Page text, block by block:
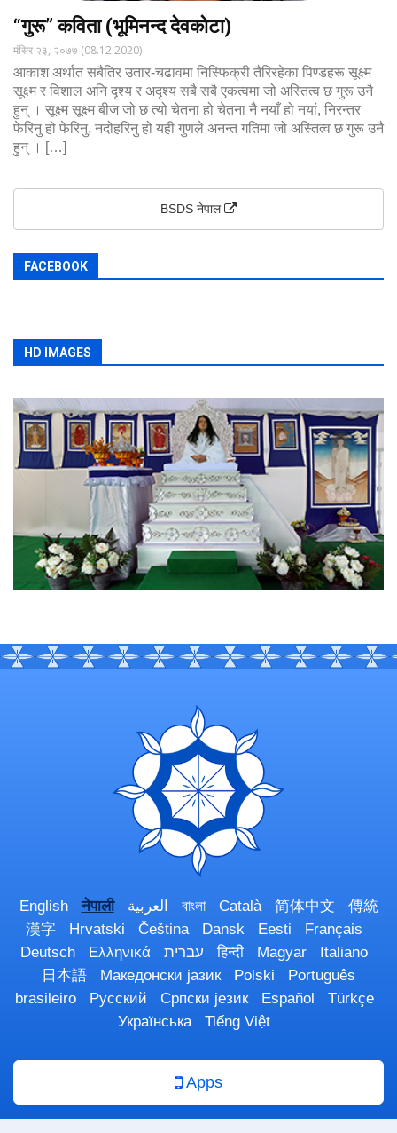
“गुरू” कविता (भूमिनन्द देवकोटा)
मंसिर २३, २०७७ (08.12.2020)
आकाश अर्थात सबैतिर उतार-चढावमा निस्फिक्री तैरिरहेका पिण्डहरू सूक्ष्म
सूक्ष्म र विशाल अनि दृश्य र अदृश्य सबै सबै एकत्वमा जो अस्तित्व छ गुरू उनै
हुन् । सूक्ष्म सूक्ष्म बीज जो छ त्यो चेतना हो चेतना नै नयाँ हो नयां, निरन्तर
फेरिनु हो फेरिनु, नदोहरिनु हो यही गुणले अनन्त गतिमा जो अस्तित्व छ गुरू उनै
हुन् । […]
BSDS नेपाल
FACEBOOK
HD IMAGES
English नेपाली العربية বাংলা Català 简体中文
傳統
漢字
Hrvatski Čeština Dansk Eesti
Français
Deutsch
Ελληνικά עברית हिन्दी Magyar
Italiano
日本語
Македонски јазик Polski
Português
brasileiro
Русский Српски језик Español
Türkçe
Українська
Tiếng Việt
Apps